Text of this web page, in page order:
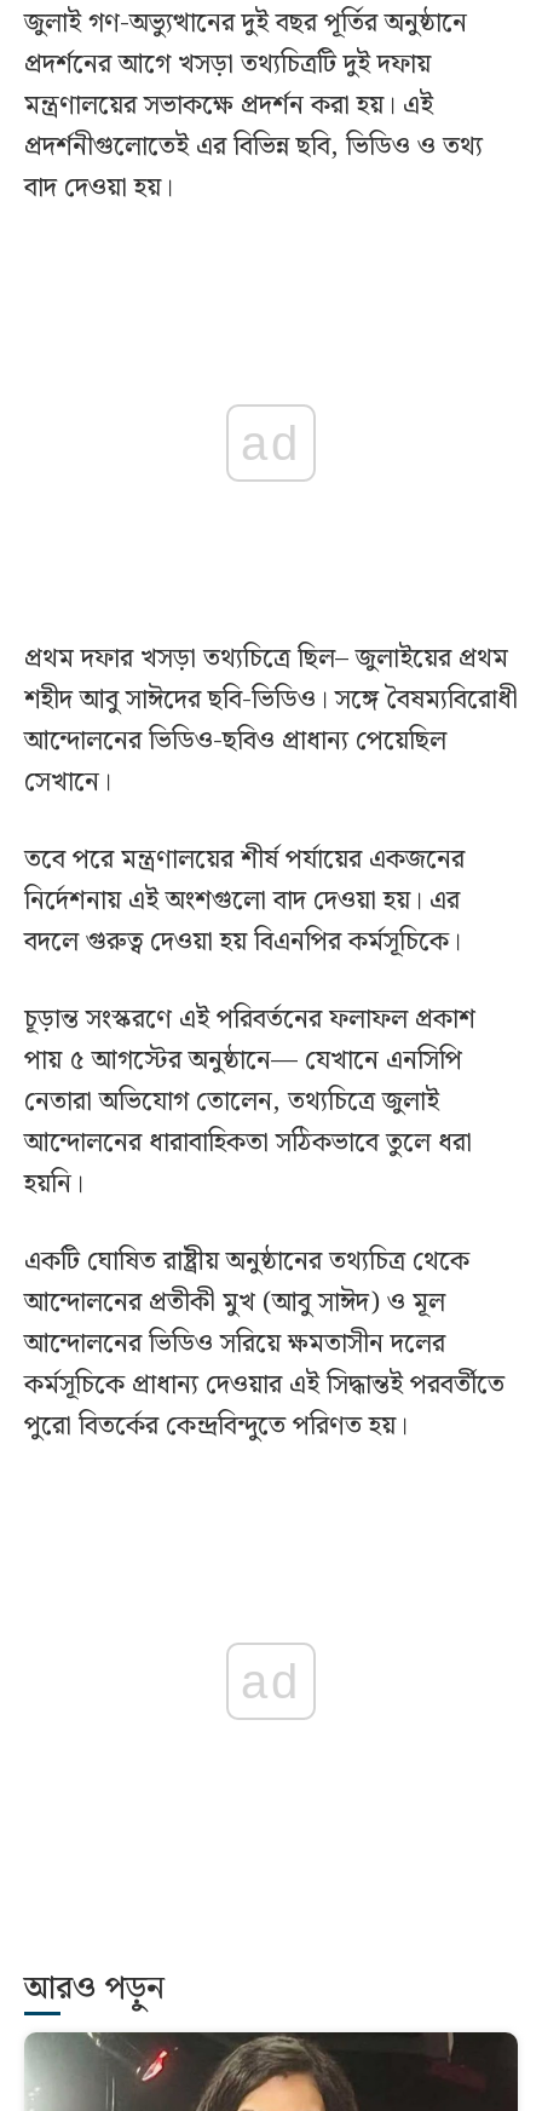
জুলাই গণ-অভ্যুত্থানের দুই বছর পূর্তির অনুষ্ঠানে
প্রদর্শনের আগে খসড়া তথ্যচিত্রটি দুই দফায়
মন্ত্রণালয়ের সভাকক্ষে প্রদর্শন করা হয়। এই
প্রদর্শনীগুলোতেই এর বিভিন্ন ছবি, ভিডিও ও তথ্য
বাদ দেওয়া হয়।
ad
প্রথম দফার খসড়া তথ্যচিত্রে ছিল– জুলাইয়ের প্রথম
শহীদ আবু সাঈদের ছবি-ভিডিও। সঙ্গে বৈষম্যবিরোধী
আন্দোলনের ভিডিও-ছবিও প্রাধান্য পেয়েছিল
সেখানে।
তবে পরে মন্ত্রণালয়ের শীর্ষ পর্যায়ের একজনের
নির্দেশনায় এই অংশগুলো বাদ দেওয়া হয়। এর
বদলে গুরুত্ব দেওয়া হয় বিএনপির কর্মসূচিকে।
চূড়ান্ত সংস্করণে এই পরিবর্তনের ফলাফল প্রকাশ
পায় ৫ আগস্টের অনুষ্ঠানে— যেখানে এনসিপি
নেতারা অভিযোগ তোলেন, তথ্যচিত্রে জুলাই
আন্দোলনের ধারাবাহিকতা সঠিকভাবে তুলে ধরা
হয়নি।
একটি ঘোষিত রাষ্ট্রীয় অনুষ্ঠানের তথ্যচিত্র থেকে
আন্দোলনের প্রতীকী মুখ (আবু সাঈদ) ও মূল
আন্দোলনের ভিডিও সরিয়ে ক্ষমতাসীন দলের
কর্মসূচিকে প্রাধান্য দেওয়ার এই সিদ্ধান্তই পরবর্তীতে
পুরো বিতর্কের কেন্দ্রবিন্দুতে পরিণত হয়।
ad
আরও পড়ুন